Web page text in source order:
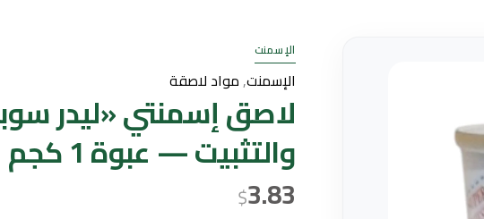
الإسمنت
الإسمنت,مواد لاصقة
لاصق إسمنتي «ليدر
والتثبيت — عبوة 1 كجم
$3.83